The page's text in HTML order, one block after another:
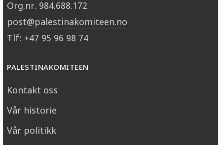
Org.nr. 984.688.172
post@palestinakomiteen.no
Tlf: +47 95 96 98 74
PALESTINAKOMITEEN
Kontakt oss
Vår historie
Vår politikk